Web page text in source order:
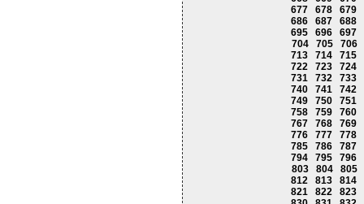
677
678
679
686
687
688
695
696
697
704
705
706
713
714
715
722
723
724
731
732
733
740
741
742
749
750
751
758
759
760
767
768
769
776
777
778
785
786
787
794
795
796
803
804
805
812
813
814
821
822
823